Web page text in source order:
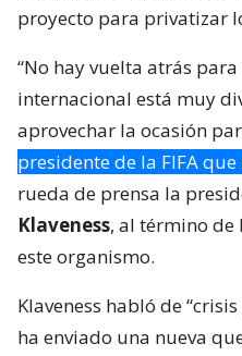
proyecto para privatizar
“No hay vuelta atrás
internacional está muy
aprovechar la ocasión
presidente de la FIFA que
rueda de prensa la
Klaveness, al término
este organismo.
Klaveness habló de
ha enviado una nueva